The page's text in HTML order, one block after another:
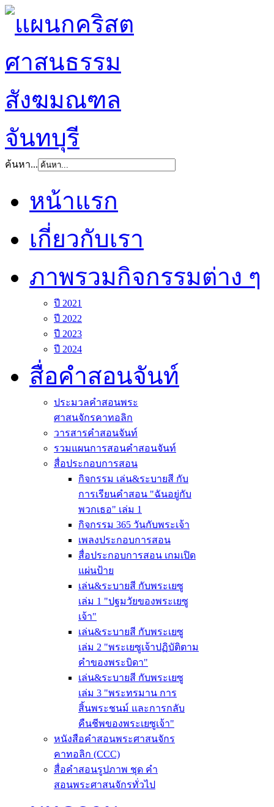
ค้นหา...
หน้าแรก
เกี่ยวกับเรา
ภาพรวมกิจกรรมต่าง ๆ
ปี 2021
ปี 2022
ปี 2023
ปี 2024
สื่อคำสอนจันท์
ประมวลคำสอนพระ
ศาสนจักรคาทอลิก
วารสารคำสอนจันท์
รวมแผนการสอนคำสอนจันท์
สื่อประกอบการสอน
กิจกรรม เล่น&ระบายสี กับ
การเรียนคำสอน "ฉันอยู่กับ
พวกเธอ" เล่ม 1
กิจกรรม 365 วันกับพระเจ้า
เพลงประกอบการสอน
สื่อประกอบการสอน เกมเปิด
แผ่นป้าย
เล่น&ระบายสี กับพระเยซู
เล่ม 1 "ปฐมวัยของพระเยซู
เจ้า"
เล่น&ระบายสี กับพระเยซู
เล่ม 2 "พระเยซูเจ้าปฏิบัติตาม
คำของพระบิดา"
เล่น&ระบายสี กับพระเยซู
เล่ม 3 "พระทรมาน การ
สิ้นพระชนม์ และการกลับ
คืนชีพของพระเยซูเจ้า"
หนังสือคำสอนพระศาสนจักร
คาทอลิก (CCC)
สื่อคำสอนรูปภาพ ชุด คำ
สอนพระศาสนจักรทั่วไป